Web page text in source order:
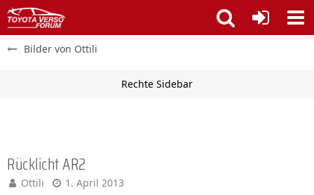
Bilder von Ottili
Rücklicht AR2
Ottili 1. April 2013